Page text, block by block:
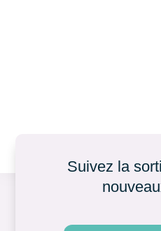
Suivez la